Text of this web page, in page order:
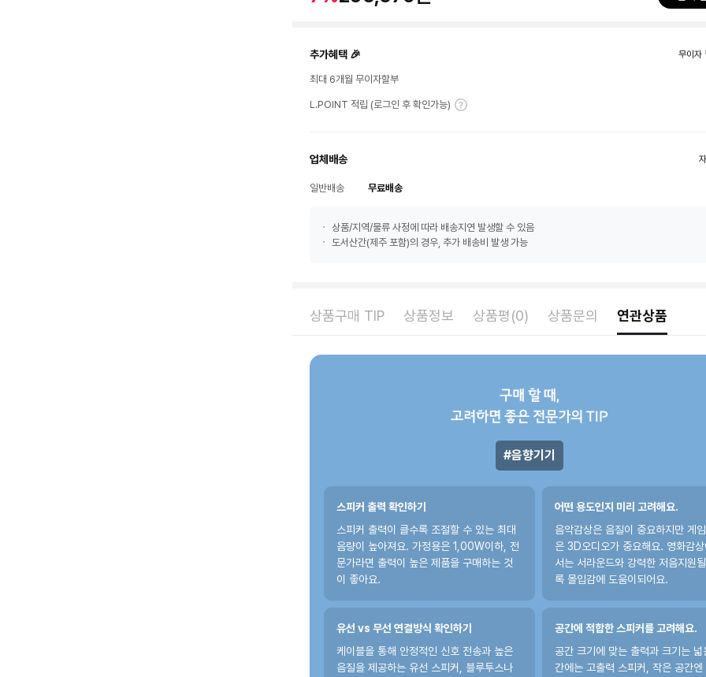
추가혜택 🎉 무이자
최대 6개월 무이자할부
L.POINT 적립 (로그인 후 확인가능)
업체배송
일반배송 무료배송
상품/지역/물류 사정에 따라 배송지연 발생할 수 있음
도서산간(제주 포함)의 경우, 추가 배송비 발생 가능
상품구매 TIP 상품정보 상품평(0) 상품문의 연관상품
구매 할 때,
고려하면 좋은 전문가의 TIP
음향기기
스피커 출력 확인하기
스피커 출력이 클수록 조절할 수 있는 최대
음량이 높아져요. 가정용은 1,00W이하, 전
문가라면 출력이 높은 제품을 구매하는 것
이 좋아요.
유선 vs 무선 연결방식 확인하기
케이블을 통해 안정적인 신호 전송과 높은
음질을 제공하는 유선 스피커, 블루투스나
어떤 용도인지 미리 고려해요.
음악감상은 음질이 중요하지만 게
은 3D오디오가 중요해요. 영화감상
서는 서라운드와 강력한 저음지원
록 몰입감에 도움이되어요.
공간에 적합한 스피커를 고려해요.
공간 크기에 맞는 출력과 크기는 넓
간에는 고출력 스피커, 작은 공간엔